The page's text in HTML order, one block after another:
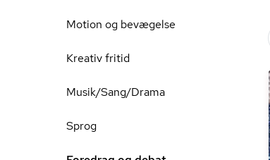
Motion og bevægelse
Kreativ fritid
Musik/Sang/Drama
Sprog